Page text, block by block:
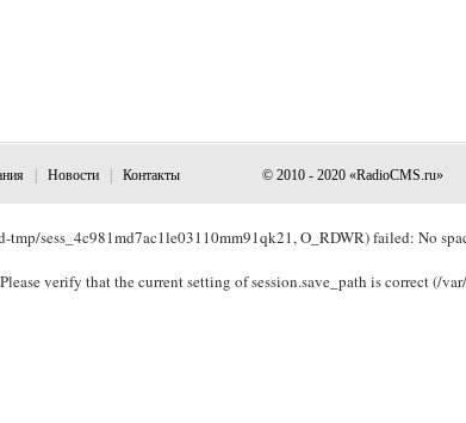
Новости Контакты © 2010 - 2020 «RadioCMS.ru»
sess_4c981md7ac1le03110mm91qk21, O_RDWR) failed: No
verify that the current setting of session.save_path is correct (/